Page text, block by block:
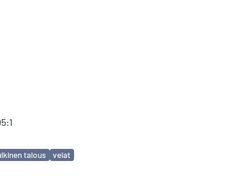
talous velat